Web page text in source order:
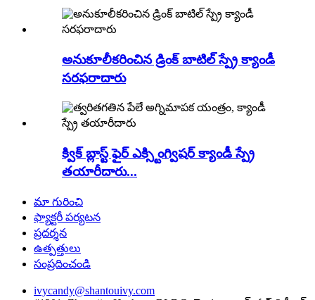
అనుకూలీకరించిన డ్రింక్ బాటిల్ స్ప్రే క్యాండీ
సరఫరాదారు
క్విక్ బ్లాస్ట్ ఫైర్ ఎక్స్టింగ్విషర్ క్యాండీ స్ప్రే
తయారీదారు...
మా గురించి
ఫ్యాక్టరీ పర్యటన
ప్రదర్శన
ఉత్పత్తులు
సంప్రదించండి
ivycandy@shantouivy.com